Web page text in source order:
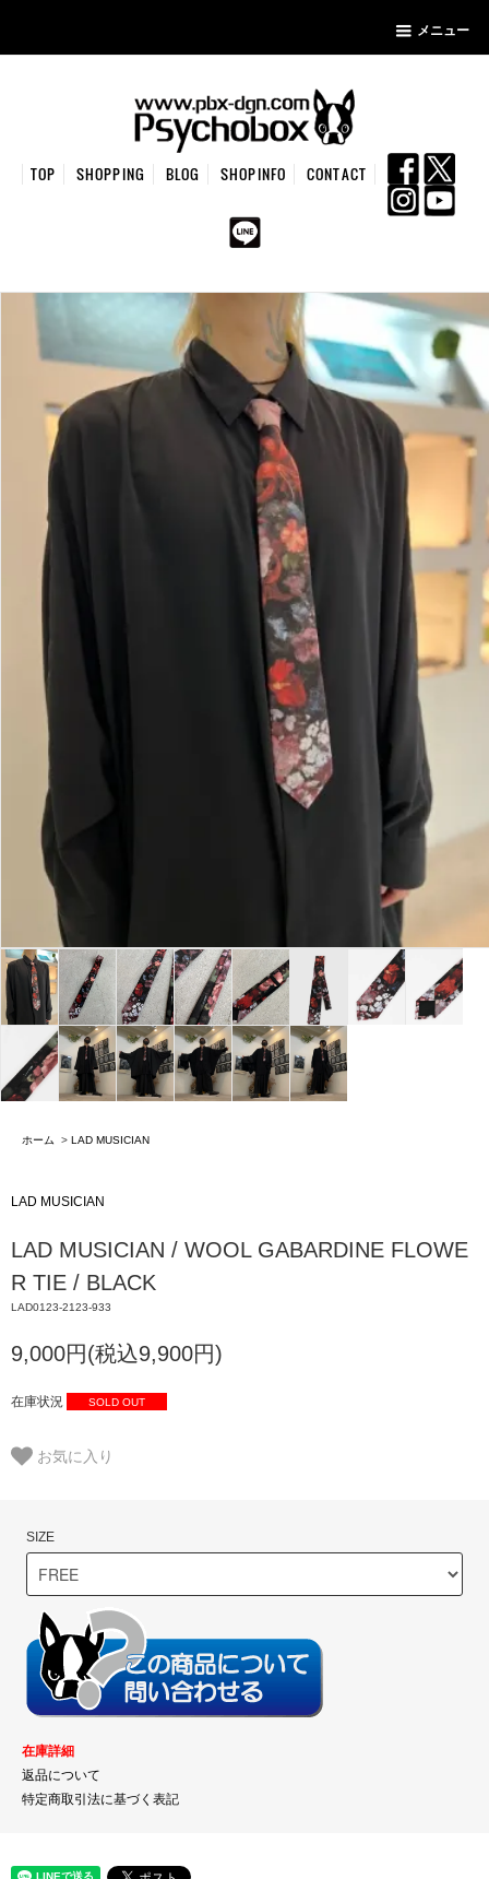
メニュー
TOP SHOPPING BLOG SHOPINFO CONTACT
ホーム > LAD MUSICIAN
LAD MUSICIAN
LAD MUSICIAN / WOOL GABARDINE FLOWE
R TIE / BLACK
LAD0123-2123-933
9,000円(税込9,900円)
在庫状況 SOLD OUT
お気に入り
SIZE
在庫詳細
返品について
特定商取引法に基づく表記